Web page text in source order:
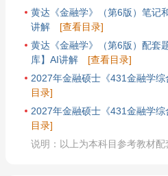
黄达《金融学》（第6版）笔记
讲解
[查看目录]
黄达《金融学》（第6版）配套
库】AI讲解
[查看目录]
2027年金融硕士《431金融学
目录]
2027年金融硕士《431金融学
目录]
说明：以上为本科目参考教材配